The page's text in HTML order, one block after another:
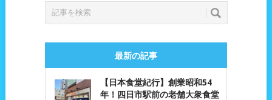
最新の記事
【日本食堂紀行】創業昭和54
年！四日市駅前の老舗大衆食堂